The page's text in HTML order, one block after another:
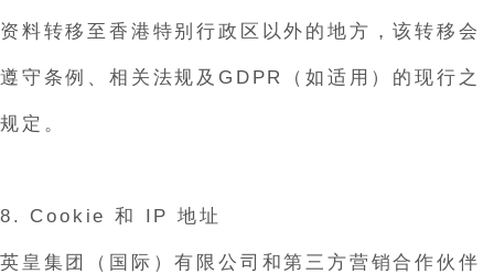
资料转移至香港特别行政区以外的地方，该转移会
遵守条例、相关法规及GDPR（如适用）的现行之
规定。
8. Cookie 和 IP 地址
英皇集团（国际）有限公司和第三方营销合作伙伴